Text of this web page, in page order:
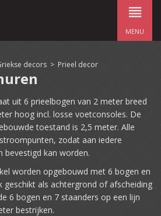
MENU
decors > Prieel decor
uit 6 prieelbogen van 2 meter breed
hoog incl. losse voetconsoles. De
toestand is 2,5 meter. Alle
zodat aan iedere
bevestigd kan worden.
worden opgebouwd met 6 bogen en
geschikt als achtergrond of afscheiding
6 bogen en 7 staanders op een lijn
bestrijken.